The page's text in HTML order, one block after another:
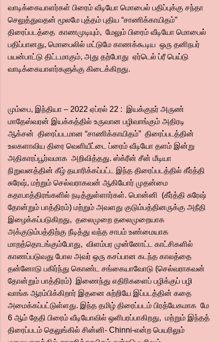
வாடிக்கையாளர்கள் பிரைம் வீடியோ மொபைல் பதிப்புக்கு சந்தா
செலுத்துவதன் மூலமே புத்தம் புதிய “சாணிக்காயிதம்”
திரைப்படத்தை காணமுடியும், மேலும் பிரைம் வீடியோ மொபைல்
பதிப்பானது, மொபைலில் மட்டுமே காணக்கூடிய ஒரு தனிநபர்
பயன்பாட்டு திட்டமாகும், அது தற்போது ஏர்டெல் ப்ரீ பெய்டு
வாடிக்கையாளர்களுக்கு கிடைக்கிறது.
மும்பை, இந்தியா – 2022 ஏப்ரல் 22 : இயக்குநர் அருண்
மாதேஸ்வரன் இயக்கத்தில் உருவான பழிவாங்கும் அதிரடி
ஆக்சன் திரைப்படமான “சாணிக்காயிதம்” திரைப்படத்தின்
உலகளாவிய திரை வெளியீட்டை ப்ரைம் வீடியோ தளம் இன்று
அதிகாரப்பூர்வமாக அறிவித்தது. ஸ்க்ரீன் சீன் மீடியா
நிறுவனத்தின் கீழ் தயாரிக்கப்பட்ட இந்த திரைப்படத்தில் கீர்த்தி
சுரேஷ், மற்றும் செல்வராகவன் ஆகியோர் முதன்மை
கதாபாத்திரங்களில் நடித்துள்ளார்கள். பொன்னி (கீர்த்தி சுரேஷ்
தோன்றும் பாத்திரம்) மற்றும் அவளது குடும்பத்தினருக்கு அநீதி
இழைக்கப்படுகிறது, தலைமுறை தலைமுறையாக
அக்குடும்பத்திற்கு நீடித்து வந்த சாபம் உண்மையாக
மாறத்தொடங்கும்போது, விளம்பர முன்னோட்ட காட்சிகளில்
காணப்படுவது போல அவர் ஒரு கசப்பான கடந்த காலத்தை
தன்னோடு பகிர்ந்து கொண்ட சங்கையாவோடு (செல்வராகவன்
தோன்றும் பாத்திரம்) இணைந்து எதிரிகளைப் பழிக்குப் பழி
வாங்க ஆரம்பிக்கிறார் இதனை சுற்றியே இப்படத்தின் கதை
அமைக்கப்பட்டுள்ளது. இந்த தமிழ் திரைப்படம் பிரத்யேகமாக மே
6 ஆம் தேதி பிரைம் வீடியோவில் ஒளிபரப்பாகிறது, மற்றும் இந்தத்
திரைப்படம் தெலுங்கில் சின்னி- Chinni-என்ற பெயரிலும்